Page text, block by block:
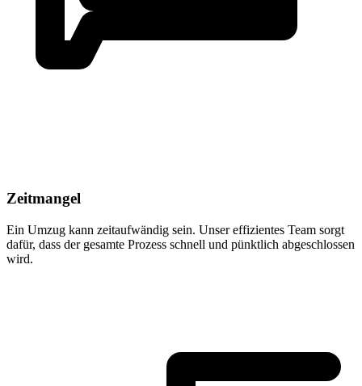
Zeitmangel
Ein Umzug kann zeitaufwändig sein. Unser effizientes Team sorgt
dafür, dass der gesamte Prozess schnell und pünktlich abgeschlossen
wird.